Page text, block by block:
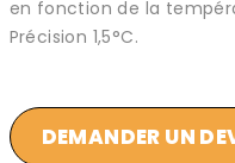
en fonction de la
Précision 1,5°C.
DEMANDER UN